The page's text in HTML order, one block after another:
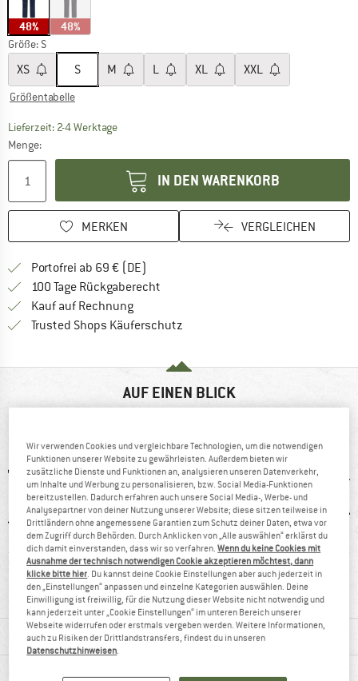
48% 48%
Größe: S
XS S M L XL XXL
Größentabelle
Lieferzeit: 2-4 WerktageDer Link öffnet sich in einer Infobox und
Menge:
IN DEN WARENKORB
MERKEN VERGLEICHEN
Portofrei ab 69 € (DE)
100 Tage Rückgaberecht
Kauf auf RechnungFinde die Zahlungs-Infos hier! Öffnet
Trusted Shops Käuferschutz
AUF EINEN BLICK
100%
Weiterempfehlung
Kunden sagen:
guter Schnitt
MATERIALINFOS & FEATURES
PRODUKTBESCHREIBUNG
Wir verwenden Cookies und vergleichbare Technologien, um die notwendigen
Funktionen unserer Website zu gewährleisten. Außerdem bieten wir
zusätzliche Dienste und Funktionen an, analysieren unseren Datenverkehr,
um Inhalte und Werbung zu personalisieren, bzw. Social Media-Funktionen
bereitzustellen. Dadurch erfahren auch unsere Social Media-, Werbe- und
Analysepartner von deiner Nutzung unserer Website; diese sitzen teilweise in
Drittländern ohne angemessene Garantien zum Schutz deiner Daten, etwa vor
dem Zugriff durch Behörden. Durch Anklicken von „Alle auswählen“ erklärst du
dich damit einverstanden, dass wir so verfahren.Wenn du keine Cookies mit
Ausnahme der technisch notwendigen Cookie akzeptieren möchtest, dann
klicke bitte hier. Du kannst deine Cookie Einstellungen aber auch jederzeit in
den „Einstellungen“ anpassen und einzelne Kategorien auswählen. Deine
Einwilligung ist freiwillig, für die Nutzung dieser Website nicht notwendig und
kann jederzeit unter „Cookie Einstellungen“ im unteren Bereich unserer
Webseite widerrufen oder erstmals vergeben werden. Weitere Informationen,
auch zu Risiken der Drittlandstransfers, findest du in unseren
Datenschutzhinweisen.